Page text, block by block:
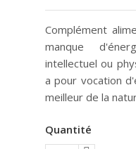
Complément
manque
intellectuel ou
a pour vocation
meilleur de la
Quantité